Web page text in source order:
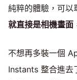
純粹的體驗，可以
就直接是相機畫面
不想再多裝一個
Instants 整合進去